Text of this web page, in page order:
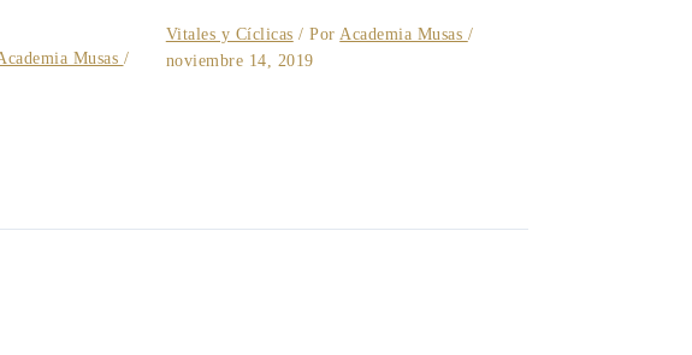
Musas /
Vitales y Cíclicas / Por Academia Musas /
noviembre 14, 2019